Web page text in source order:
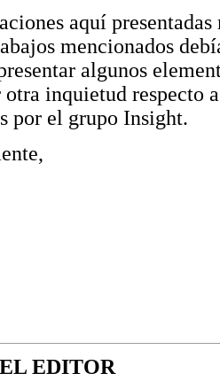
aquí
mencionados
algunos
inquietud respecto
por el grupo Insight.
EDITOR